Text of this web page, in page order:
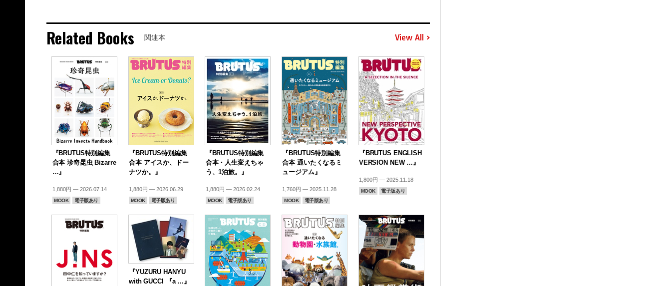
Related Books 関連本 View All
『BRUTUS特別編集
合本 珍奇昆虫 Bizarre
…』
1,880円 — 2026.07.14
MOOK 電子版あり
『BRUTUS特別編集
合本 アイスか、ドー
ナツか。』
1,880円 — 2026.06.29
MOOK 電子版あり
『BRUTUS特別編集
合本・人生変えちゃ
う、1泊旅。』
1,880円 — 2026.02.24
MOOK 電子版あり
『BRUTUS特別編集
合本 通いたくなるミ
ュージアム』
1,760円 — 2025.11.28
MOOK 電子版あり
『BRUTUS ENGLISH
VERSION NEW …』
1,800円 — 2025.11.18
MOOK 電子版あり
『YUZURU HANYU
with GUCCI 『a …』